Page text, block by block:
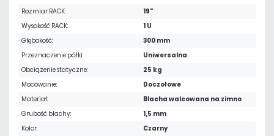
Rozmiar RACK:
19"
Wysokość RACK:
1 U
Głębokość:
300 mm
Przeznaczenie półki:
Uniwersalna
Obciążenie statyczne:
25 kg
Mocowanie:
Doczołowe
Materiał:
Blacha walcowana na zimno
Grubość blachy:
1,5 mm
Kolor:
Czarny